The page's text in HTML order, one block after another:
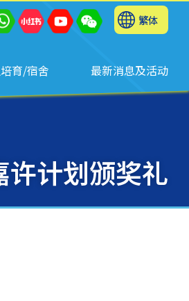
繁体
育/宿舍 最新消息及活动
计划颁奖礼